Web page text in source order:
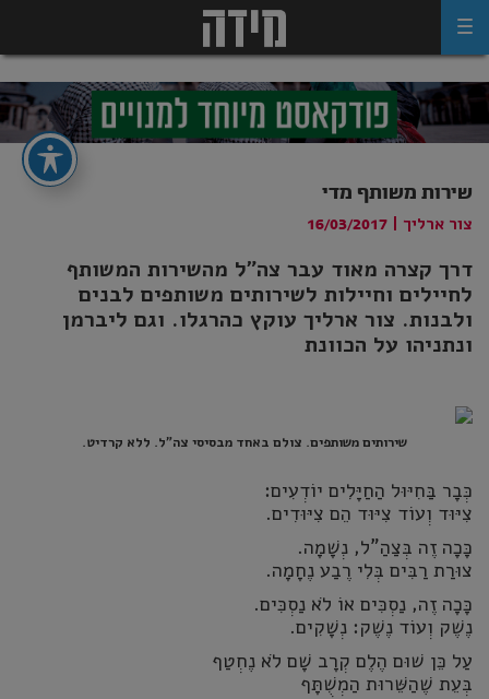
שירות משותף מדי
צור ארליך
16/03/2017
דרך קצרה מאוד עבר צה"ל מהשירות המשותף
לחיילים וחיילות לשירותים משותפים לבנים
ולבנות. צור ארליך עוקץ כהרגלו. וגם ליברמן
ונתניהו על הכוונת
שירותים משותפים. צולם באחד מבסיסי צה"ל. ללא קרדיט.
כְּבָר בַּחִיּוּל הַחַיָּלִים יוֹדְעִים:
צִיּוּד וְעוֹד צִיּוּד הֵם צִיּוּדִים.
כָּכָה זֶה בְּצַהַ"ל, נְשָׁמָה.
צוּרַת רַבִּים בְּלִי רֶבַע נֶחָמָה.
כָּכָה זֶה, נַסְכִּים אוֹ לֹא נַסְכִּים.
נֶשֶׁק וְעוֹד נֶשֶׁק: נְשָׁקִים.
עַל כֵּן שׁוּם הֶלֶם קְרָב שָׁם לֹא נֶחְטַף
בְּעֵת שֶׁהַשֵּׁרוּת הַמְשֻׁתָּף